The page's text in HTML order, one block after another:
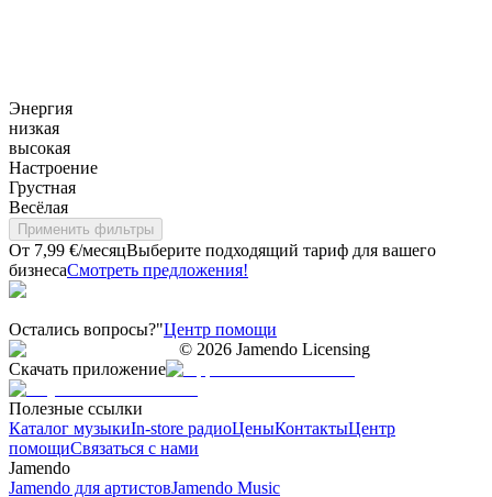
Энергия
низкая
высокая
Настроение
Грустная
Весёлая
Применить фильтры
От 7,99 €/месяцВыберите подходящий тариф для вашего
бизнесаСмотреть предложения!
Остались вопросы?"Центр помощи
© 2026 Jamendo Licensing
Скачать приложение
Полезные ссылки
Каталог музыкиIn-store радиоЦеныКонтактыЦентр
помощиСвязаться с нами
Jamendo
Jamendo для артистовJamendo Music